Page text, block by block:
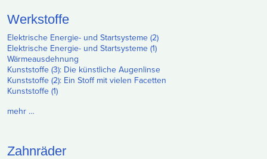
Werkstoffe
Elektrische Energie- und Startsysteme (2)
Elektrische Energie- und Startsysteme (1)
Wärmeausdehnung
Kunststoffe (3): Die künstliche Augenlinse
Kunststoffe (2): Ein Stoff mit vielen Facetten
Kunststoffe (1)
mehr …
Zahnräder